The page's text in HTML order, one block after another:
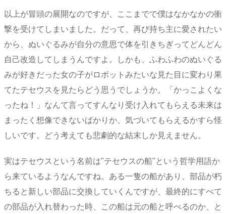
以上が冒頭の展開なのですが、ここまでで僕はなかなかの衝
撃を受けてしまいました。だって、再び持ち主に愛されたい
から、ぬいぐるみが自分の意思で体を引きちぎってどんどん
自己改造してしまうんですよ。しかも、ふわふわのぬいぐる
みが好きだった女の子がロボットみたいな見た目に変わり果
てたテセウスを見たらどう思うでしょうか。「かっこよくな
ったね！」なんて言ってすんなり受け入れてもらえる未来は
まったく想像できないばかりか、気づいてもらえるかすら怪
しいです。どう考えても悲劇的な結末しか見えません。
実はテセウスという名前は"テセウスの船"という哲学用語か
ら来ているようなんですね。ある一隻の船があり、部品が朽
ちると新しい部品に交換していくんですが、最終的にすべて
の部品が入れ替わった時、この船は元の船と呼べるのか、と